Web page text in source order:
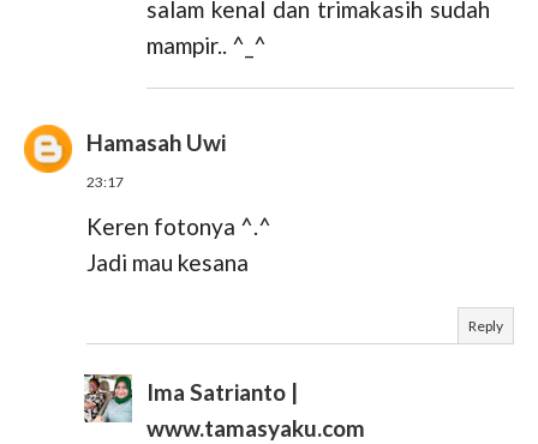
salam kenal dan trimakasih sudah
mampir.. ^_^
Hamasah Uwi
23:17
Keren fotonya ^.^
Jadi mau kesana
Reply
Ima Satrianto |
www.tamasyaku.com